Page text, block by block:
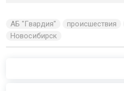
АБ "Гвардия" происшествия
Новосибирск